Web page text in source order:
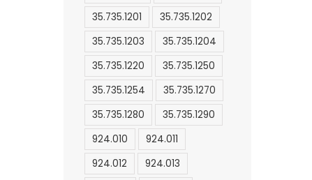
35.735.1201
35.735.1202
35.735.1203
35.735.1204
35.735.1220
35.735.1250
35.735.1254
35.735.1270
35.735.1280
35.735.1290
924.010
924.011
924.012
924.013